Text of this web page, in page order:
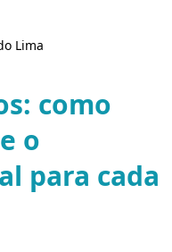
Lima
como
o
para cada